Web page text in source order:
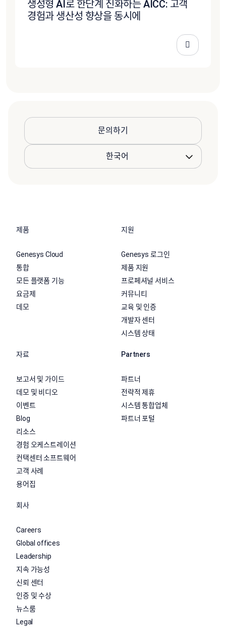
생성형 AI로 한단계 진화하는 AICC: 고객
경험과 생산성 향상을 동시에
문의하기
제품
Genesys Cloud
통합
모든 플랫폼 기능
요금제
데모
지원
Genesys 로그인
제품 지원
프로페셔널 서비스
커뮤니티
교육 및 인증
개발자 센터
시스템 상태
자료
보고서 및 가이드
데모 및 비디오
이벤트
Blog
리소스
경험 오케스트레이션
컨택센터 소프트웨어
고객 사례
용어집
Partners
파트너
전략적 제휴
시스템 통합업체
파트너 포털
회사
Careers
Global offices
Leadership
지속 가능성
신뢰 센터
인증 및 수상
뉴스룸
Legal